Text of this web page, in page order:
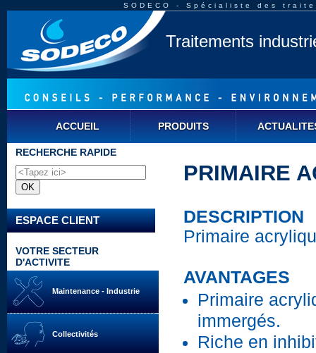
SODECO - Spécialiste des
Traitements
ACCUEIL PRODUITS
RECHERCHE RAPIDE
ESPACE CLIENT
VOTRE SECTEUR
D'ACTIVITE
Maintenance - Industrie
Collectivités
PRIMAIRE
DESCRIPTION
Primaire
AVANTAGES
Primaire
immergés.
Riche en